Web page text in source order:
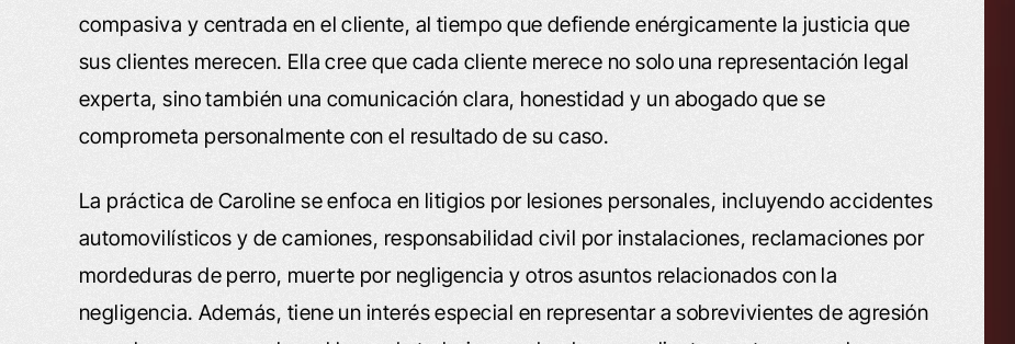
compasiva y centrada en el cliente, al tiempo que defiende enérgicamente la justicia que
sus clientes merecen. Ella cree que cada cliente merece no solo una representación legal
experta, sino también una comunicación clara, honestidad y un abogado que se
comprometa personalmente con el resultado de su caso.
La práctica de Caroline se enfoca en litigios por lesiones personales, incluyendo accidentes
automovilísticos y de camiones, responsabilidad civil por instalaciones, reclamaciones por
mordeduras de perro, muerte por negligencia y otros asuntos relacionados con la
negligencia. Además, tiene un interés especial en representar a sobrevivientes de agresión